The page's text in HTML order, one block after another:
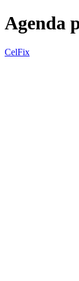
Agenda
CelFix